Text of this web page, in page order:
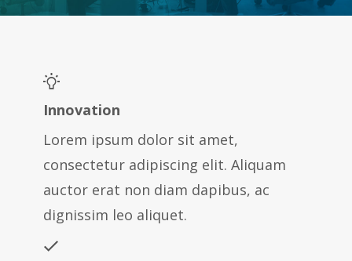
Innovation
Lorem ipsum dolor sit amet,
consectetur adipiscing elit. Aliquam
auctor erat non diam dapibus, ac
dignissim leo aliquet.